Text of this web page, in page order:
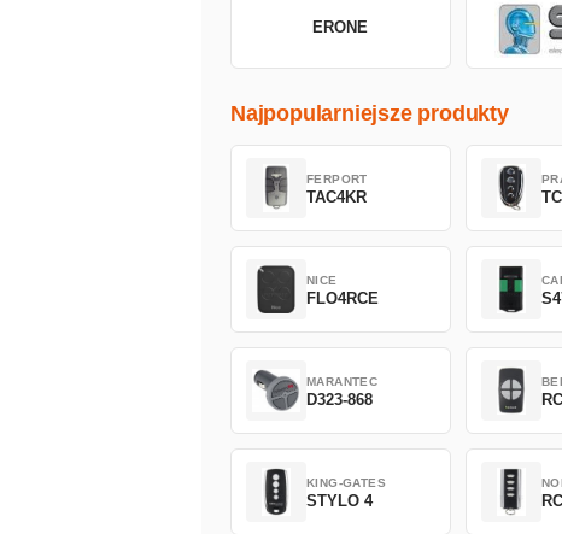
ERONE
Najpopularniejsze produkty
FERPORT
TAC4KR
NICE
FLO4RCE
MARANTEC
D323-868
KING-GATES
STYLO 4